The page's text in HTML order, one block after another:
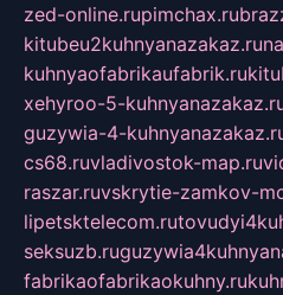
zed-online.rupimchax.ru
kitubeu2kuhnyanazakaz.ru
kuhnyaofabrikaufabrik.ru
xehyroo-5-
guzywia-4-
cs68.ruvladivostok-map.ru
raszar.ruvskrytie-zamkov-
lipetsktelecom.ru
seksuzb.ru
fabrikaofabrikaokuhny.ru